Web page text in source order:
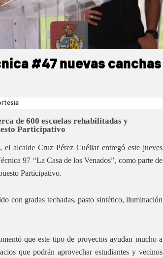
#47 nuevas canchas
de 600 escuelas rehabilitadas y
Participativo
alcalde Cruz Pérez Cuéllar entregó este jueves
97 “La Casa de los Venados”, como parte de
Participativo.
con gradas techadas, pasto sintético, iluminación
que este tipo de proyectos ayudan mucho a
que podrán aprovechar estudiantes y vecinos